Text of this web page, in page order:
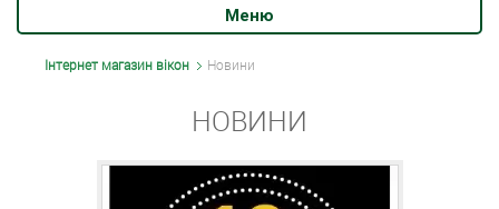
Меню
Інтернет магазин вікон Новини
НОВИНИ